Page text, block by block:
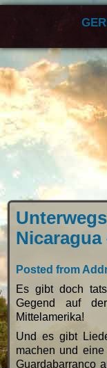
Posted from
Es gibt doch
Gegend auf
Mittelamerika!
Und es gibt
machen und
Guardabarranco